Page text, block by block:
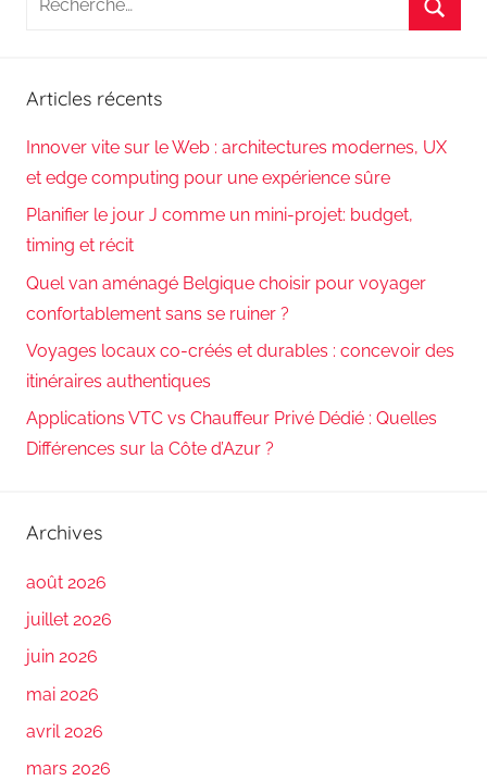
Articles récents
Innover vite sur le Web : architectures modernes, UX
et edge computing pour une expérience sûre
Planifier le jour J comme un mini-projet: budget,
timing et récit
Quel van aménagé Belgique choisir pour voyager
confortablement sans se ruiner ?
Voyages locaux co-créés et durables : concevoir des
itinéraires authentiques
Applications VTC vs Chauffeur Privé Dédié : Quelles
Différences sur la Côte d’Azur ?
Archives
août 2026
juillet 2026
juin 2026
mai 2026
avril 2026
mars 2026